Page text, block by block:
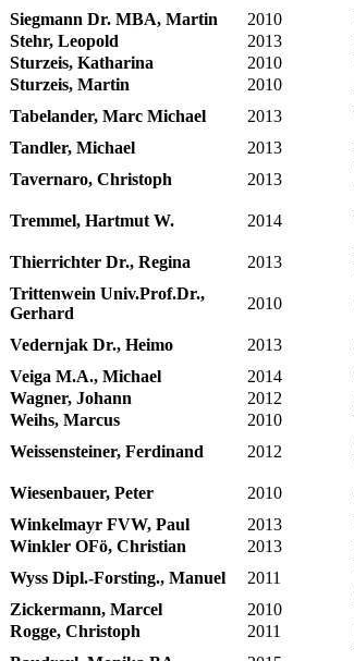
Siegmann Dr. MBA, Martin
2010
Stehr, Leopold
2013
Sturzeis, Katharina
2010
Sturzeis, Martin
2010
Tabelander, Marc Michael
2013
Tandler, Michael
2013
Tavernaro, Christoph
2013
Tremmel, Hartmut W.
2014
Thierrichter Dr., Regina
2013
Trittenwein Univ.Prof.Dr.,
Gerhard
2010
Vedernjak Dr., Heimo 2013
Veiga M.A., Michael
2014
Wagner, Johann
2012
Weihs, Marcus
2010
Weissensteiner, Ferdinand
2012
Wiesenbauer, Peter
2010
Winkelmayr FVW, Paul
2013
Winkler OFö, Christian
2013
Wyss Dipl.-Forsting., Manuel
2011
Zickermann, Marcel
2010
Rogge, Christoph
2011